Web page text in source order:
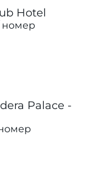
Hotel
номер
Palace -